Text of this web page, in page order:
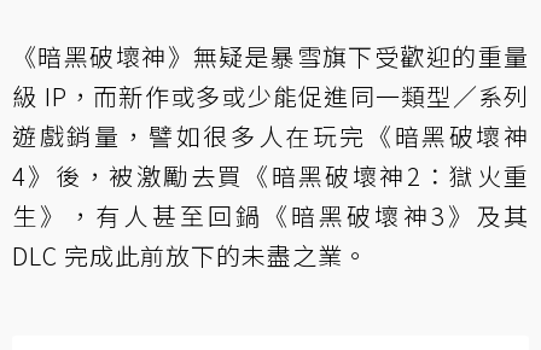
《暗黑破壞神》無疑是暴雪旗下受歡迎的重量
級 IP，而新作或多或少能促進同一類型／系列
遊戲銷量，譬如很多人在玩完《暗黑破壞神
4》後，被激勵去買《暗黑破壞神2：獄火重
生》，有人甚至回鍋《暗黑破壞神3》及其
DLC 完成此前放下的未盡之業。